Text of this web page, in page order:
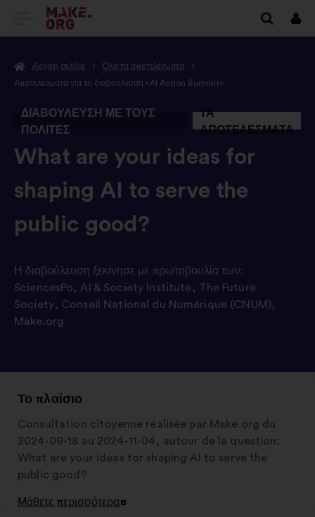
ΜΕΤΆΒΑΣΗ
ΑΡΧΙΚΉ
ΤΟΥ
MAKE.ORG
Αρχική σελίδα
Όλα τα αποτελέσματα
Αποτελέσματα για τη διαβούλευση «AI Action Summit»
ΔΙΑΒΟΎΛΕΥΣΗ ΜΕ ΤΟΥΣ
ΠΟΛΊΤΕΣ
ΤΑ
ΑΠΟΤΕΛΈΣΜΑΤΑ
-
What are your ideas for
shaping AI to serve the
public good?
Η διαβούλευση ξεκίνησε με πρωτοβουλία των:
SciencesPo, AI & Society Institute , The Future
Society, Conseil National du Numérique (CNUM),
Make.org
Το πλαίσιο
Consultation citoyenne réalisée par Make.org du
2024-09-18 au 2024-11-04, autour de la question:
What are your ideas for shaping AI to serve the
public good?
Μάθετε περισσότερα
Άνοιγμα